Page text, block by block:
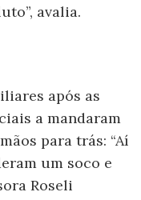
avalia.
após as
a mandaram
para trás: “Aí
um soco e
Roseli